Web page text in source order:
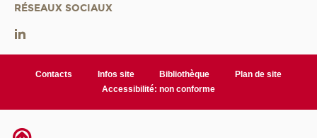
RÉSEAUX SOCIAUX
Contacts Infos site Bibliothèque
Plan de site
Accessibilité: non conforme